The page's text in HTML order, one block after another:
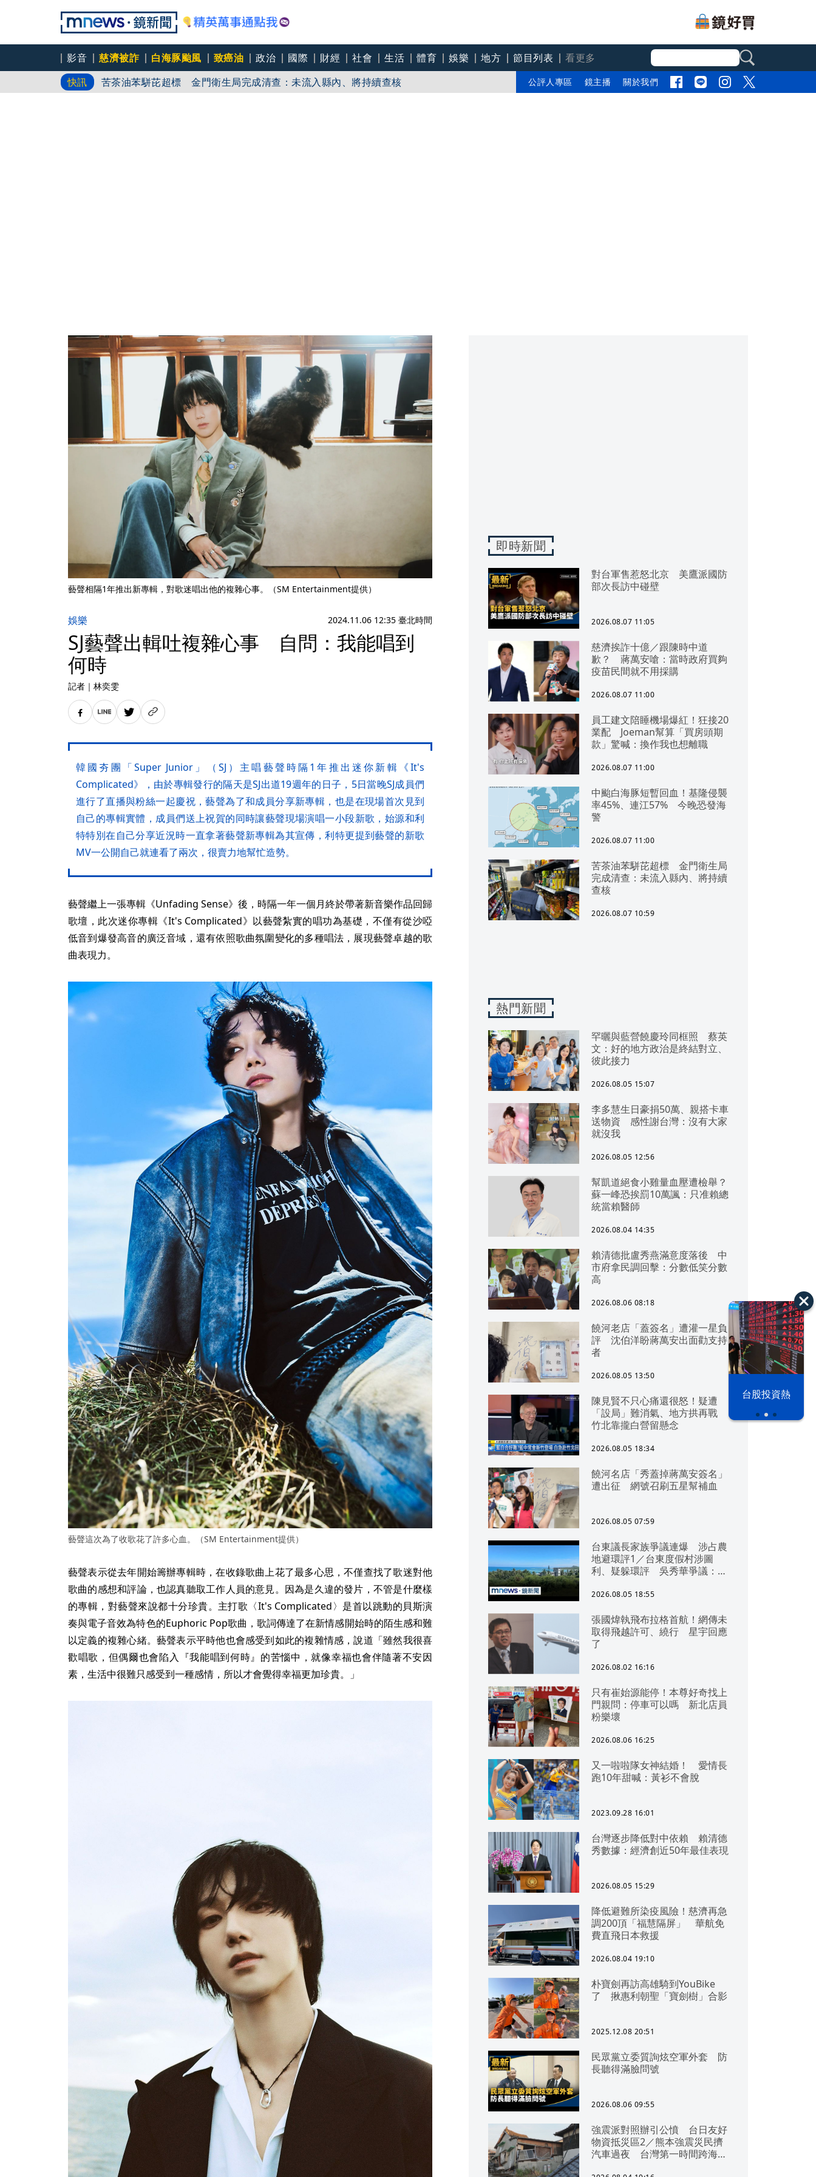
影音 慈濟被詐 白海豚颱風 致癌油 政治 國際 財經 社會 生活 體育 娛樂 地方 節目列表
看更多
快訊
苦茶油苯駢芘超標 金門衛生局完成清查：未流入縣內、將持續查核
川普樂觀美伊戰爭快結束 范斯悲觀：伊朗很難談判
公評人專區 鏡主播 關於我們
之下
台股投資熱
藝聲相隔1年推出新專輯，對歌迷唱出他的複雜心事。（SM Entertainment提供）
娛樂 2024.11.06 12:35 臺北時間
SJ藝聲出輯吐複雜心事 自問：我能唱到
何時
記者 ｜ 林奕雯
韓國夯團「Super Junior」（SJ）主唱藝聲時隔1年推出迷你新輯《It's
Complicated》，由於專輯發行的隔天是SJ出道19週年的日子，5日當晚SJ成員們
進行了直播與粉絲一起慶祝，藝聲為了和成員分享新專輯，也是在現場首次見到
自己的專輯實體，成員們送上祝賀的同時讓藝聲現場演唱一小段新歌，始源和利
特特別在自己分享近況時一直拿著藝聲新專輯為其宣傳，利特更提到藝聲的新歌
MV一公開自己就連看了兩次，很賣力地幫忙造勢。
藝聲繼上一張專輯《Unfading Sense》後，時隔一年一個月終於帶著新音樂作品回歸
歌壇，此次迷你專輯《It's Complicated》以藝聲紮實的唱功為基礎，不僅有從沙啞
低音到爆發高音的廣泛音域，還有依照歌曲氛圍變化的多種唱法，展現藝聲卓越的歌
曲表現力。
藝聲這次為了收歌花了許多心血。（SM Entertainment提供）
藝聲表示從去年開始籌辦專輯時，在收錄歌曲上花了最多心思，不僅查找了歌迷對他
歌曲的感想和評論，也認真聽取工作人員的意見。因為是久違的發片，不管是什麼樣
的專輯，對藝聲來說都十分珍貴。主打歌〈It's Complicated〉是首以跳動的貝斯演
奏與電子音效為特色的Euphoric Pop歌曲，歌詞傳達了在新情感開始時的陌生感和難
以定義的複雜心緒。藝聲表示平時他也會感受到如此的複雜情感，說道「雖然我很喜
歡唱歌，但偶爾也會陷入『我能唱到何時』的苦惱中，就像幸福也會伴隨著不安因
素，生活中很難只感受到一種感情，所以才會覺得幸福更加珍貴。」
即時新聞
對台軍售惹怒北京 美鷹派國防
部次長訪中碰壁
2026.08.07 11:05
慈濟挨詐十億／跟陳時中道
歉？ 蔣萬安嗆：當時政府買夠
疫苗民間就不用採購
2026.08.07 11:00
員工建文陪睡機場爆紅！狂接20
業配 Joeman幫算「買房頭期
款」驚喊：換作我也想離職
2026.08.07 11:00
中颱白海豚短暫回血！基隆侵襲
率45%、連江57% 今晚恐發海
警
2026.08.07 11:00
苦茶油苯駢芘超標 金門衛生局
完成清查：未流入縣內、將持續
查核
2026.08.07 10:59
熱門新聞
罕曬與藍營饒慶玲同框照 蔡英
文：好的地方政治是終結對立、
彼此接力
2026.08.05 15:07
李多慧生日豪捐50萬、親搭卡車
送物資 感性謝台灣：沒有大家
就沒我
2026.08.05 12:56
幫凱道絕食小雞量血壓遭檢舉？
蘇一峰恐挨罰10萬諷：只准賴總
統當賴醫師
2026.08.04 14:35
賴清德批盧秀燕滿意度落後 中
市府拿民調回擊：分數低笑分數
高
2026.08.06 08:18
饒河老店「蓋簽名」遭灌一星負
評 沈伯洋盼蔣萬安出面勸支持
者
2026.08.05 13:50
陳見賢不只心痛還很怒！疑遭
「設局」難消氣、地方拱再戰
竹北靠攏白營留懸念
2026.08.05 18:34
饒河名店「秀蓋掉蔣萬安簽名」
遭出征 網號召刷五星幫補血
2026.08.05 07:59
台東議長家族爭議連爆 涉占農
地避環評1／台東度假村涉圖
利、疑躲環評 吳秀華爭議：概
2026.08.05 18:55
張國煒執飛布拉格首航！網傳未
取得飛越許可、繞行 星宇回應
了
2026.08.02 16:16
只有崔始源能停！本尊好奇找上
門親問：停車可以嗎 新北店員
粉樂壞
2026.08.06 16:25
又一啦啦隊女神結婚！ 愛情長
跑10年甜喊：黃衫不會脫
2023.09.28 16:01
台灣逐步降低對中依賴 賴清德
秀數據：經濟創近50年最佳表現
2026.08.05 15:29
降低避難所染疫風險！慈濟再急
調200頂「福慧隔屏」 華航免
費直飛日本救援
2026.08.04 19:10
朴寶劍再訪高雄騎到YouBike
了 揪惠利朝聖「寶劍樹」合影
2025.12.08 20:51
民眾黨立委質詢炫空軍外套 防
長聽得滿臉問號
2026.08.06 09:55
強震派對照辦引公憤 台日友好
物資抵災區2／熊本強震災民擠
汽車過夜 台灣第一時間跨海急